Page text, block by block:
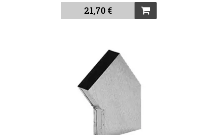
21,70 €